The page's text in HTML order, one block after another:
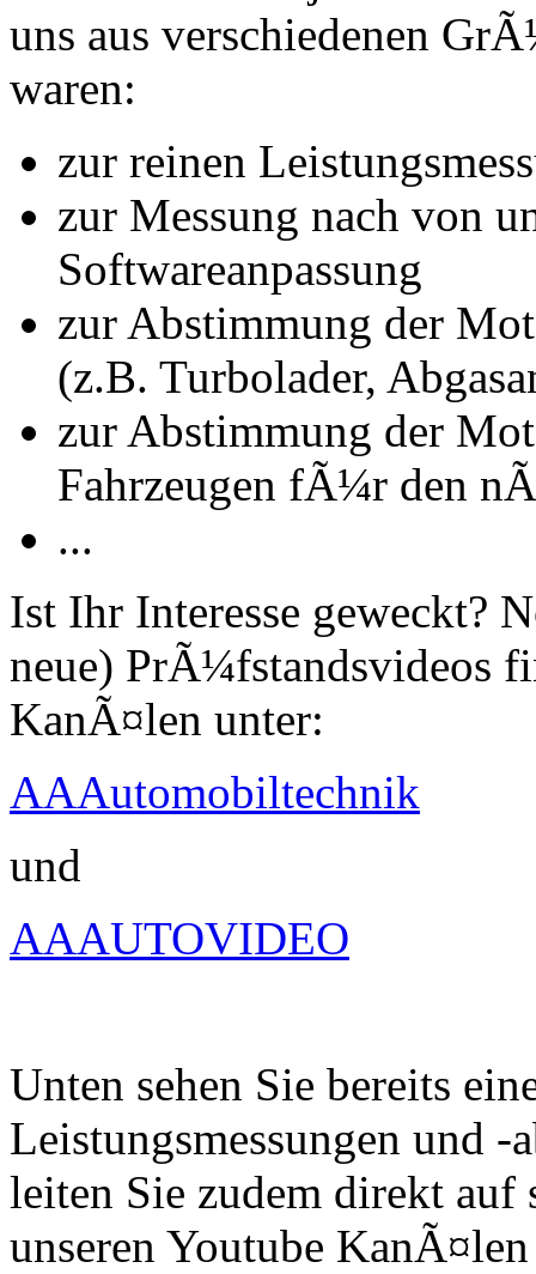
uns aus verschiedenen
waren:
zur reinen
zur Messung nach von
Softwareanpassung
zur Abstimmung der
(z.B. Turbolader,
zur Abstimmung der
Fahrzeugen fÃ¼r den
...
Ist Ihr Interesse geweckt?
neue) PrÃ¼fstandsvideos
KanÃ¤len unter:
AAAutomobiltechnik
und
AAAUTOVIDEO
Unten sehen Sie bereits
Leistungsmessungen und -
leiten Sie zudem direkt auf
unseren Youtube